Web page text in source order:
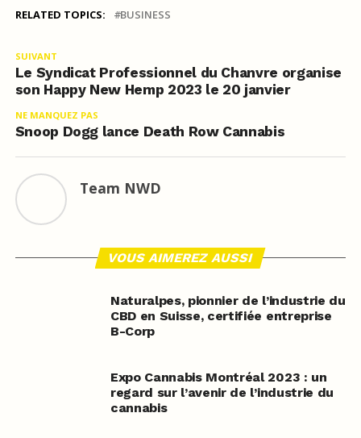
RELATED TOPICS: BUSINESS
SUIVANT
Le Syndicat Professionnel du Chanvre organise
son Happy New Hemp 2023 le 20 janvier
NE MANQUEZ PAS
Snoop Dogg lance Death Row Cannabis
Team NWD
VOUS AIMEREZ AUSSI
Naturalpes, pionnier de l’industrie du
CBD en Suisse, certifiée entreprise
B-Corp
Expo Cannabis Montréal 2023 : un
regard sur l’avenir de l’industrie du
cannabis